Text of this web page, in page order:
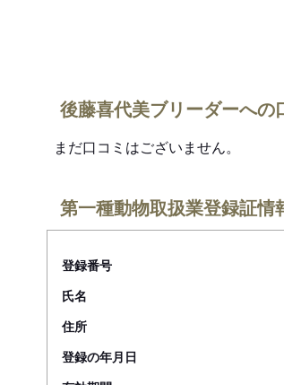
後藤喜代美ブリーダーへの
まだ口コミはございません。
第一種動物取扱業登録証情
登録番号
氏名
住所
登録の年月日